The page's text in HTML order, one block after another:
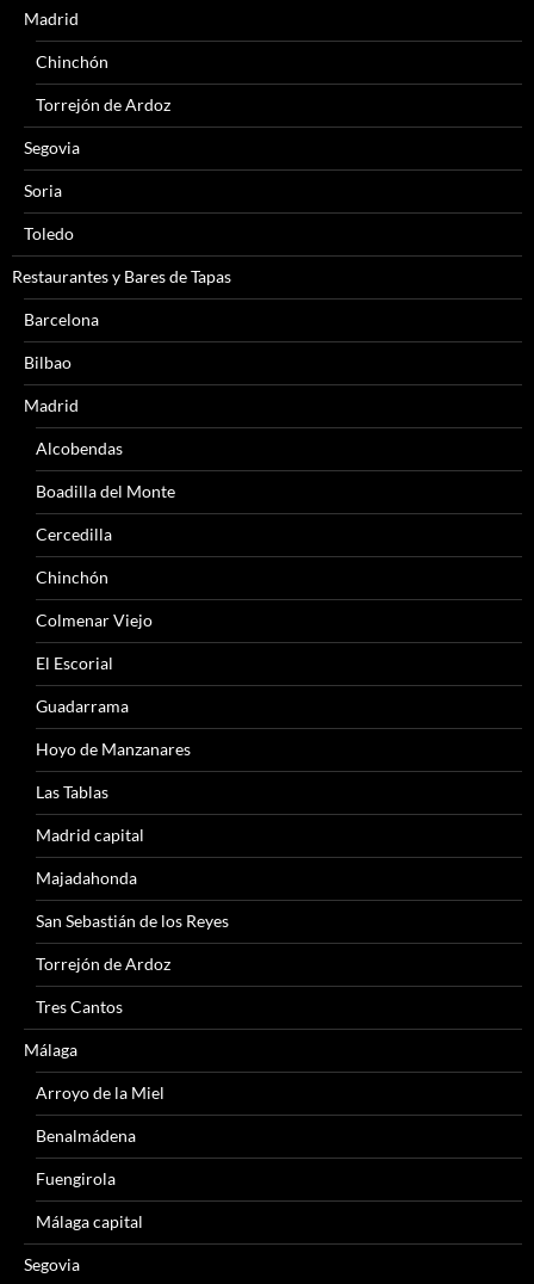
Madrid
Chinchón
Torrejón de Ardoz
Segovia
Soria
Toledo
Restaurantes y Bares de Tapas
Barcelona
Bilbao
Madrid
Alcobendas
Boadilla del Monte
Cercedilla
Chinchón
Colmenar Viejo
El Escorial
Guadarrama
Hoyo de Manzanares
Las Tablas
Madrid capital
Majadahonda
San Sebastián de los Reyes
Torrejón de Ardoz
Tres Cantos
Málaga
Arroyo de la Miel
Benalmádena
Fuengirola
Málaga capital
Segovia